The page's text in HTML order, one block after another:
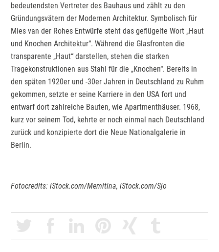
bedeutendsten Vertreter des Bauhaus und zählt zu den
Gründungsvätern der Modernen Architektur. Symbolisch für
Mies van der Rohes Entwürfe steht das geflügelte Wort „Haut
und Knochen Architektur“. Während die Glasfronten die
transparente „Haut“ darstellen, stehen die starken
Tragekonstruktionen aus Stahl für die „Knochen“. Bereits in
den späten 1920er und -30er Jahren in Deutschland zu Ruhm
gekommen, setzte er seine Karriere in den USA fort und
entwarf dort zahlreiche Bauten, wie Apartmenthäuser. 1968,
kurz vor seinem Tod, kehrte er noch einmal nach Deutschland
zurück und konzipierte dort die Neue Nationalgalerie in
Berlin.
Fotocredits: iStock.com/Memitina, iStock.com/Sjo